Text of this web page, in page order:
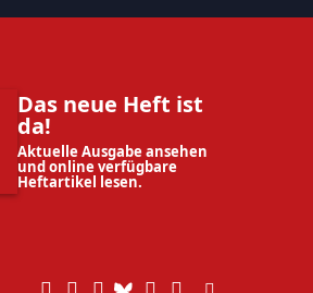
Das neue Heft ist
da!
Aktuelle Ausgabe ansehen
und online verfügbare
Heftartikel lesen.